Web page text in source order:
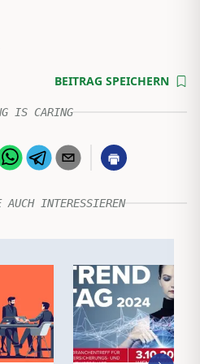
BEITRAG SPEICHERN
IS CARING
AUCH INTERESSIEREN